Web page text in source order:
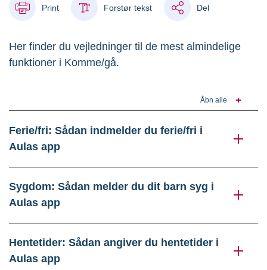
Print Forstør tekst Del
Her finder du vejledninger til de mest almindelige
funktioner i Komme/gå.
Åbn alle
Ferie/fri: Sådan indmelder du ferie/fri i
Aulas app
Sygdom: Sådan melder du dit barn syg i
Aulas app
Hentetider: Sådan angiver du hentetider i
Aulas app